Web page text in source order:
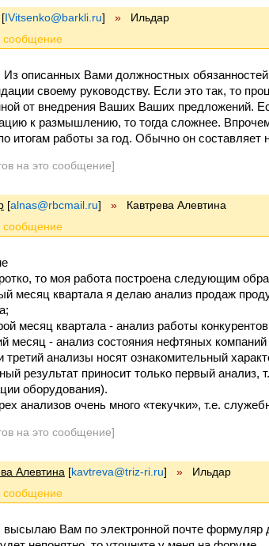
[IVitsenko@barkli.ru] » Ильдар
описанных Вами должностных
своему руководству. Если это так, то
от внедрения Ваших Ваших предложений.
к размышлению, то тогда сложнее.
итогам работы за год. Обычно он составляет
на это сообщение]
[alnas@rbcmail.ru] » Кавтрева Алевтина
то моя работа построена следующим
месяц квартала я делаю анализ продаж
месяц квартала - анализ работы
месяц - анализ состояния нефтяных
третий анализы носят ознакомительный
результат приносит только первый
оборудования).
анализов очень много «текучки», т.е.
на это сообщение]
Алевтина [kavtreva@triz-ri.ru] » Ильдар
Вам по электронной почте формуляр